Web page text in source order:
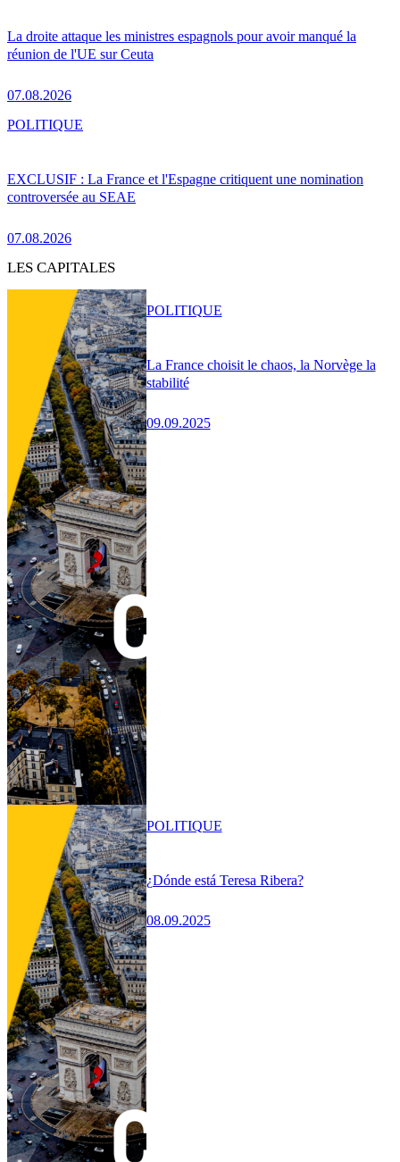
La droite attaque les ministres espagnols pour avoir manqué la
réunion de l'UE sur Ceuta
07.08.2026
EXCLUSIF : La France et l'Espagne critiquent une nomination
controversée au SEAE
07.08.2026
POLITIQUE
LES CAPITALES
La France choisit le chaos, la Norvège la
stabilité
09.09.2025
POLITIQUE
¿Dónde está Teresa Ribera?
08.09.2025
POLITIQUE